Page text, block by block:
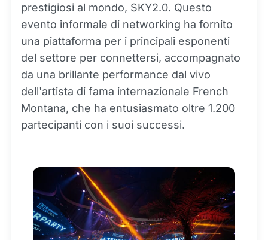
prestigiosi al mondo, SKY2.0. Questo
evento informale di networking ha fornito
una piattaforma per i principali esponenti
del settore per connettersi, accompagnato
da una brillante performance dal vivo
dell'artista di fama internazionale French
Montana, che ha entusiasmato oltre 1.200
partecipanti con i suoi successi.